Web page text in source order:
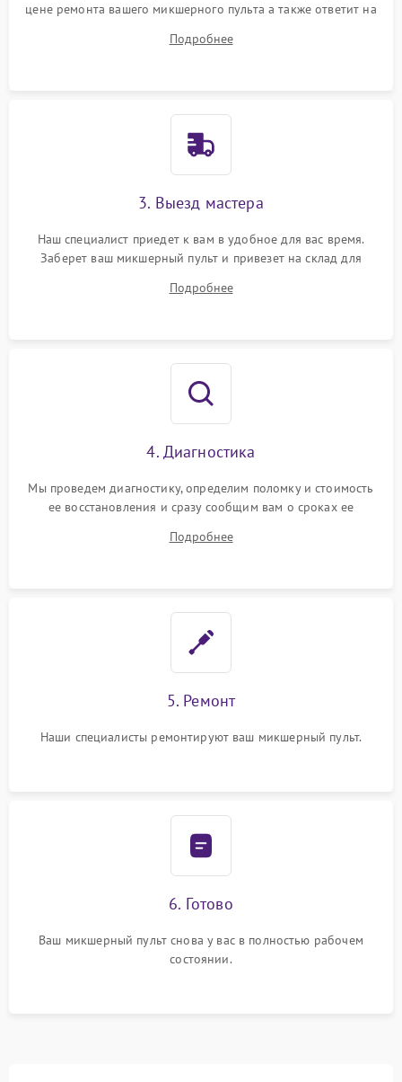
цене ремонта вашего микшерного пульта а также ответит на
Подробнее
3. Выезд мастера
Наш специалист приедет к вам в удобное для вас время.
Заберет ваш микшерный пульт и привезет на склад для
Подробнее
4. Диагностика
Мы проведем диагностику, определим поломку и стоимость
ее восстановления и сразу сообщим вам о сроках ее
Подробнее
5. Ремонт
Наши специалисты ремонтируют ваш микшерный пульт.
6. Готово
Ваш микшерный пульт снова у вас в полностью рабочем
состоянии.